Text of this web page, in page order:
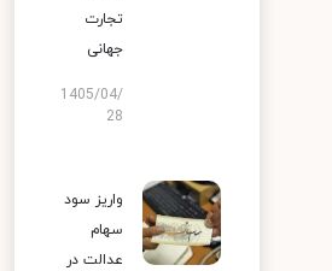
تجارت
جهانی
1405/04/
28
واریز سود
سهام
عدالت در